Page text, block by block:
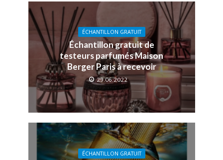
ÉCHANTILLON GRATUIT
Échantillon gratuit de
testeurs parfumés Maison
Berger Paris à recevoir
29.06.2022
ÉCHANTILLON GRATUIT